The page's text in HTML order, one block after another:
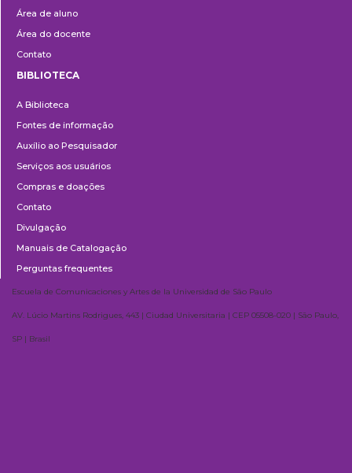
Área de aluno
Área do docente
Contato
BIBLIOTECA
A Biblioteca
Fontes de informação
Auxílio ao Pesquisador
Serviços aos usuários
Compras e doações
Contato
Divulgação
Manuais de Catalogação
Perguntas frequentes
Escuela de Comunicaciones y Artes de la Universidad de São Paulo
AV. Lúcio Martins Rodrigues, 443 | Ciudad Universitaria | CEP 05508-020 | São Paulo,
SP | Brasil